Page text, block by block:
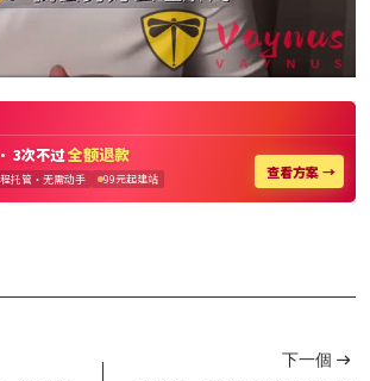
下一個